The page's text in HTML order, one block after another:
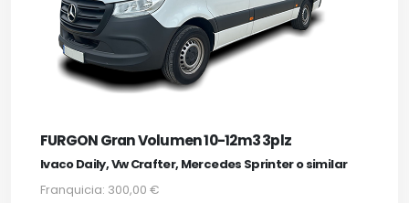
FURGON Gran Volumen 10-12m3 3plz
Ivaco Daily, Vw Crafter, Mercedes Sprinter o similar
Franquicia: 300,00 €